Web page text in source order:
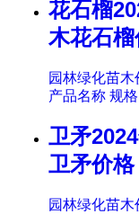
花石榴
木花石
园林绿化苗木
产品名称 规
卫矛
卫矛价格
园林绿化苗